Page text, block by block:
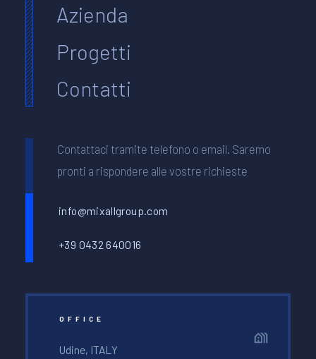
Azienda
Progetti
Contatti
Contattaci tramite telefono o email. Saremo
pronti a rispondere alle vostre richieste
info@mixallgroup.com
+39 0432 640016
OFFICE
Udine, ITALY